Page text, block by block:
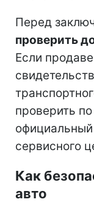
Перед
проверить
Если
проверить
сервисного
Как
авто